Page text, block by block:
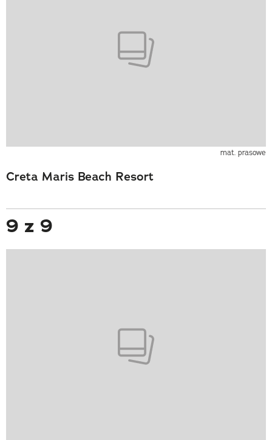
mat. prasowe
Creta Maris Beach Resort
9 z 9